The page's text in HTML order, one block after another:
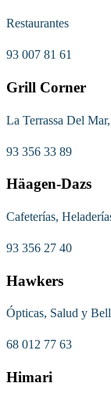
Restaurantes
93 007 81 61
Grill Corner
La Terrassa Del
93 356 33 89
Häagen-Dazs
Cafeterías,
93 356 27 40
Hawkers
Ópticas, Salud y
68 012 77 63
Himari